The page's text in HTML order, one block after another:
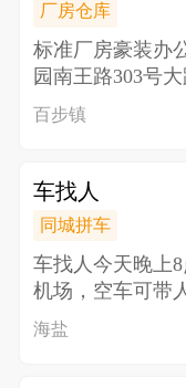
厂房仓库
标准厂房豪装办
园南王路303号
楼面积2300
百步镇
车找人
同城拼车
车找人 今天晚上
机场，空车可带
海盐